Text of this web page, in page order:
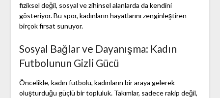
fiziksel değil, sosyal ve zihinsel alanlarda da kendini
gösteriyor. Bu spor, kadınların hayatlarını zenginleştiren
birçok fırsat sunuyor.
Sosyal Bağlar ve Dayanışma: Kadın
Futbolunun Gizli Gücü
Öncelikle, kadın futbolu, kadınların bir araya gelerek
oluşturduğu güçlü bir topluluk. Takımlar, sadece rakip değil,